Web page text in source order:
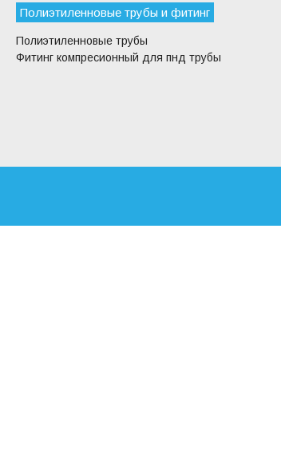
Полиэтиленновые трубы и фитинг
Полиэтиленновые трубы
Фитинг компресионный для пнд трубы